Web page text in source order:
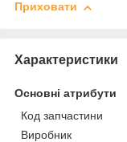
Приховати
Характеристики
Основні атрибути
Код запчастини
Виробник